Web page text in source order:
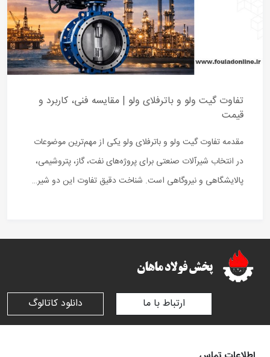
تفاوت گیت ولو و باترفلای ولو | مقایسه فنی، کاربرد و
قیمت
مقدمه تفاوت گیت ولو و باترفلای ولو یکی از مهم‌ترین موضوعات
در انتخاب شیرآلات صنعتی برای پروژه‌های نفت، گاز، پتروشیمی،
پالایشگاهی و نیروگاهی است. شناخت دقیق تفاوت این دو شیر…
ارتباط با ما دانلود کاتالوگ